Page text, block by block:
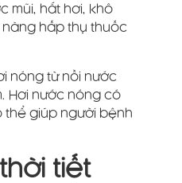
mũi, hắt hơi, khô
năng hấp thụ thuốc
nóng từ nồi nước
Hơi nước nóng có
thể giúp người bệnh
tiết